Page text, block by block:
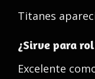
Titanes
¿Sirve para
Excelente